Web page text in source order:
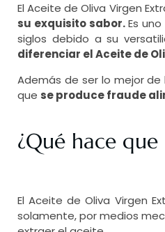
El Aceite de Oliva Virgen
su exquisito sabor.Es
siglos debido a su
diferenciar el Aceite de
Además de ser lo mejor
que se produce fraude
¿Qué hace
El Aceite de Oliva Virgen
solamente, por medios